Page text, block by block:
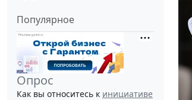
Популярное
Опрос
Как вы относитесь к инициативе